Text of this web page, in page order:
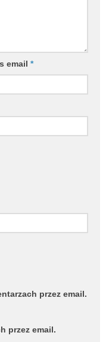
email *
przez email.
przez email.